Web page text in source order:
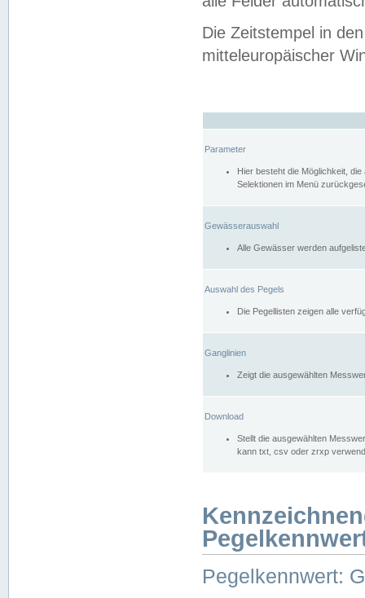
Die Zeitstempel in
mitteleuropäischer
Parameter
Hier besteht die Möglichkeit,
Selektionen im Menü
Gewässerauswahl
Alle Gewässer werden
Auswahl des Pegels
Die Pegellisten zeigen alle
Ganglinien
Zeigt die ausgewählten
Download
Stellt die ausgewählten
kann txt, csv oder zrxp
Pegelkennwert: